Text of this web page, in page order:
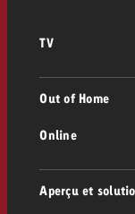
TV
Out of Home
Out of Home
Affichage
Online
Aperçu et